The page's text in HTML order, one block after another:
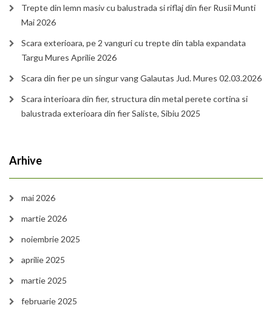
Trepte din lemn masiv cu balustrada si riflaj din fier Rusii Munti
Mai 2026
Scara exterioara, pe 2 vanguri cu trepte din tabla expandata
Targu Mures Aprilie 2026
Scara din fier pe un singur vang Galautas Jud. Mures 02.03.2026
Scara interioara din fier, structura din metal perete cortina si
balustrada exterioara din fier Saliste, Sibiu 2025
Arhive
mai 2026
martie 2026
noiembrie 2025
aprilie 2025
martie 2025
februarie 2025